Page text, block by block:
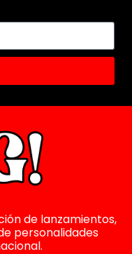
de lanzamientos,
personalidades